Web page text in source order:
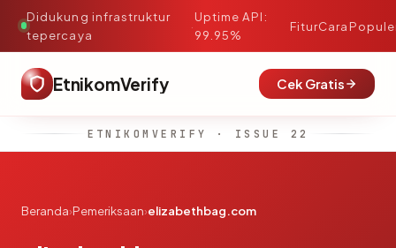
Didukung infrastruktur
tepercaya
·
Uptime API:
99.95%
FiturCara
EtnikomVerify Cek Gratis
ETNIKOMVERIFY · ISSUE 22
Beranda›Pemeriksaan›elizabethbag.com